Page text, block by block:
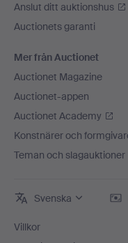
Anslut ditt auktionshus
Auctionets garanti
Mer från Auctionet
Auctionet Magazine
Auctionet-appen
Auctionet Academy
Konstnärer och
Teman och slagauktioner
Svenska
Villkor